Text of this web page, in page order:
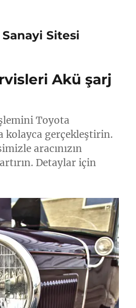
Sitesi
Akü şarj
Toyota
kolayca gerçekleştirin.
aracınızın
Detaylar için